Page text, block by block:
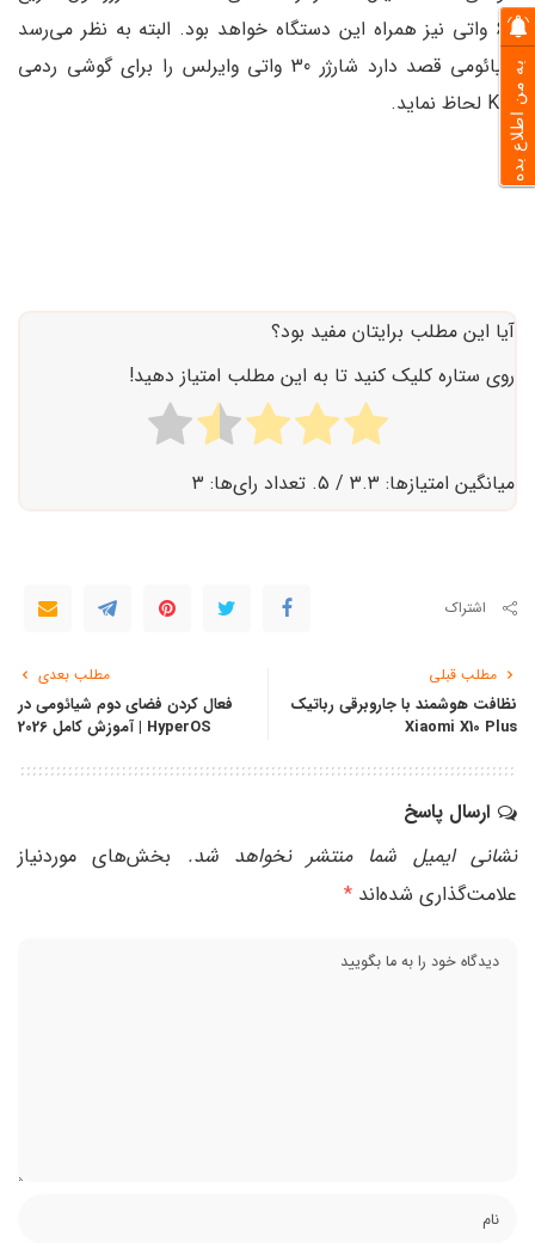
67 واتی نیز همراه این دستگاه خواهد بود. البته به نظر می‌رسد
شیائومی قصد دارد شارژر 30 واتی وایرلس را برای گوشی ردمی
K60 لحاظ نماید.
آیا این مطلب برایتان مفید بود؟
روی ستاره کلیک کنید تا به این مطلب امتیاز دهید!
میانگین امتیازها: ۳.۳ / ۵. تعداد رای‌ها: ۳
اشتراک
مطلب قبلی
نظافت هوشمند با جاروبرقی رباتیک
Xiaomi X10 Plus
مطلب بعدی
فعال کردن فضای دوم شیائومی در
HyperOS | آموزش کامل 2026
ارسال پاسخ
نشانی ایمیل شما منتشر نخواهد شد.
بخش‌های موردنیاز
علامت‌گذاری شده‌اند *
به من اطلاع بده